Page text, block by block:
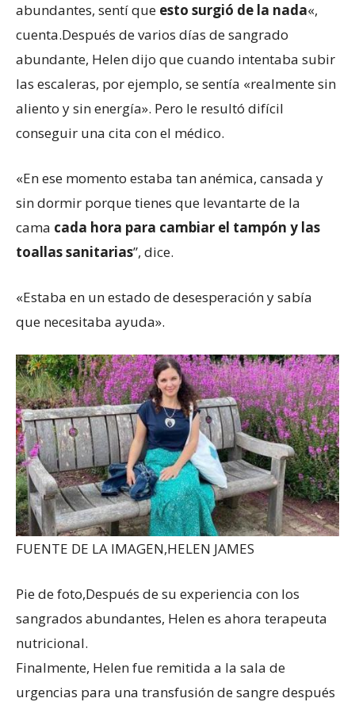
abundantes, sentí que esto surgió de la nada«,
cuenta.Después de varios días de sangrado
abundante, Helen dijo que cuando intentaba subir
las escaleras, por ejemplo, se sentía «realmente sin
aliento y sin energía». Pero le resultó difícil
conseguir una cita con el médico.
«En ese momento estaba tan anémica, cansada y
sin dormir porque tienes que levantarte de la
cama cada hora para cambiar el tampón y las
toallas sanitarias”, dice.
«Estaba en un estado de desesperación y sabía
que necesitaba ayuda».
FUENTE DE LA IMAGEN,HELEN JAMES
Pie de foto,Después de su experiencia con los
sangrados abundantes, Helen es ahora terapeuta
nutricional.
Finalmente, Helen fue remitida a la sala de
urgencias para una transfusión de sangre después